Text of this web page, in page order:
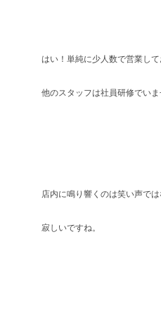
はい！単純に少人数で営業して
他のスタッフは社員研修でい
店内に鳴り響くのは笑い声で
寂しいですね。